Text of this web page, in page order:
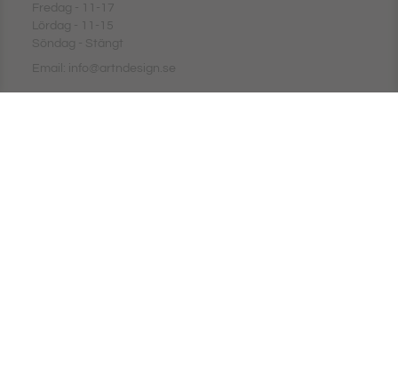
Fredag - 11-17
Lördag - 11-15
Söndag - Stängt
Email: info@artndesign.se